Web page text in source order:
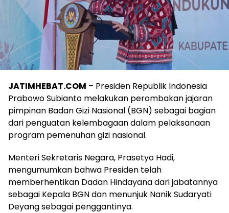
JATIMHEBAT.COM – Presiden Republik Indonesia
Prabowo Subianto melakukan perombakan jajaran
pimpinan Badan Gizi Nasional (BGN) sebagai bagian
dari penguatan kelembagaan dalam pelaksanaan
program pemenuhan gizi nasional.
Menteri Sekretaris Negara, Prasetyo Hadi,
mengumumkan bahwa Presiden telah
memberhentikan Dadan Hindayana dari jabatannya
sebagai Kepala BGN dan menunjuk Nanik Sudaryati
Deyang sebagai penggantinya.